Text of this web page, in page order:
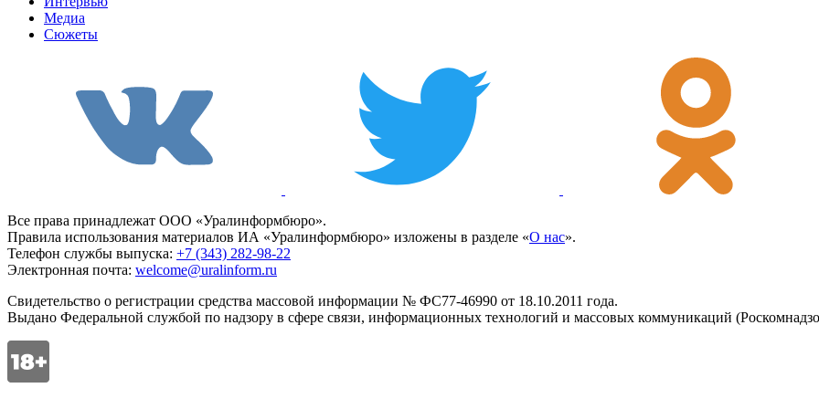
Медиа
Сюжеты
Все права принадлежат ООО «Уралинформбюро».
Правила использования материалов ИА «Уралинформбюро» изложены в разделе «О нас».
Телефон службы выпуска: +7 (343) 282-98-22
Электронная почта: welcome@uralinform.ru
Свидетельство о регистрации средства массовой информации № ФС77-46990 от 18.10.2011 года.
Выдано Федеральной службой по надзору в сфере связи, информационных технологий и массовых коммуникаций